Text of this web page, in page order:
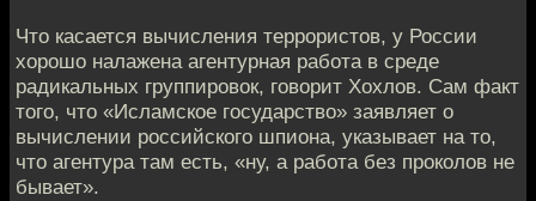
Что касается вычисления террористов, у России
хорошо налажена агентурная работа в среде
радикальных группировок, говорит Хохлов. Сам факт
того, что «Исламское государство» заявляет о
вычислении российского шпиона, указывает на то,
что агентура там есть, «ну, а работа без проколов не
бывает».